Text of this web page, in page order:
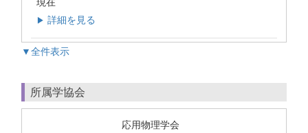
▶ 詳細を見る
▼全件表示
所属学協会
応用物理学会